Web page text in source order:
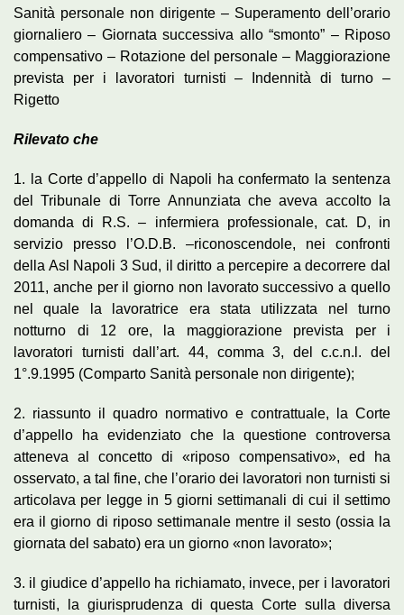
Sanità personale non dirigente – Superamento dell’orario
giornaliero – Giornata successiva allo “smonto” – Riposo
compensativo – Rotazione del personale – Maggiorazione
prevista per i lavoratori turnisti – Indennità di turno –
Rigetto
Rilevato che
1. la Corte d’appello di Napoli ha confermato la sentenza
del Tribunale di Torre Annunziata che aveva accolto la
domanda di R.S. – infermiera professionale, cat. D, in
servizio presso l’O.D.B. –riconoscendole, nei confronti
della Asl Napoli 3 Sud, il diritto a percepire a decorrere dal
2011, anche per il giorno non lavorato successivo a quello
nel quale la lavoratrice era stata utilizzata nel turno
notturno di 12 ore, la maggiorazione prevista per i
lavoratori turnisti dall’art. 44, comma 3, del c.c.n.l. del
1°.9.1995 (Comparto Sanità personale non dirigente);
2. riassunto il quadro normativo e contrattuale, la Corte
d’appello ha evidenziato che la questione controversa
atteneva al concetto di «riposo compensativo», ed ha
osservato, a tal fine, che l’orario dei lavoratori non turnisti si
articolava per legge in 5 giorni settimanali di cui il settimo
era il giorno di riposo settimanale mentre il sesto (ossia la
giornata del sabato) era un giorno «non lavorato»;
3. il giudice d’appello ha richiamato, invece, per i lavoratori
turnisti, la giurisprudenza di questa Corte sulla diversa